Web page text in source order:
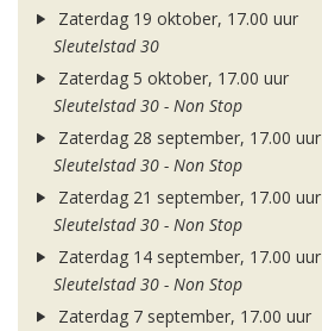
Zaterdag 19 oktober, 17.00 uur
Sleutelstad 30
Zaterdag 5 oktober, 17.00 uur
Sleutelstad 30 - Non Stop
Zaterdag 28 september, 17.00 uur
Sleutelstad 30 - Non Stop
Zaterdag 21 september, 17.00 uur
Sleutelstad 30 - Non Stop
Zaterdag 14 september, 17.00 uur
Sleutelstad 30 - Non Stop
Zaterdag 7 september, 17.00 uur